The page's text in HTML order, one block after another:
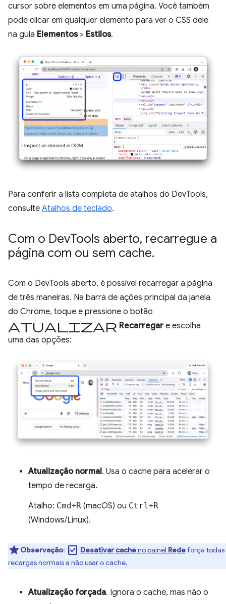
cursor sobre elementos em uma página. Você também
pode clicar em qualquer elemento para ver o CSS dele
na guia Elementos> Estilos.
Para conferir a lista completa de atalhos do DevTools,
consulte Atalhos de teclado.
Com o DevTools aberto, recarregue a
página com ou sem cache.
Com o DevTools aberto, é possível recarregar a página
de três maneiras. Na barra de ações principal da janela
do Chrome, toque e pressione o botão
atualizar Recarregar e escolha
uma das opções:
Atualização normal. Usa o cache para acelerar o
tempo de recarga.
Atalho: Cmd+R (macOS) ou Ctrl +R
(Windows/Linux).
Observação: check_box Desativar cacheno painel Redeforça todas
recargas normais a não usar o cache.
Atualização forçada. Ignora o cache, mas não o